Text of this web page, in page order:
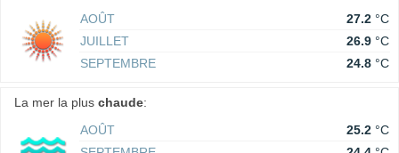
AOÛT
27.2 °C
JUILLET
26.9 °C
SEPTEMBRE
24.8 °C
La mer la plus chaude:
AOÛT
25.2 °C